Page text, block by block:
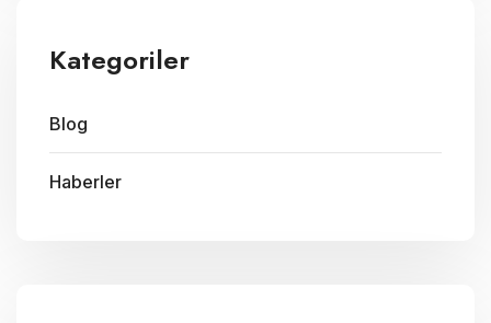
Kategoriler
Blog
Haberler